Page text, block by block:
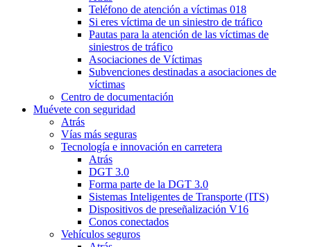
Teléfono de atención a víctimas 018
Si eres víctima de un siniestro de tráfico
Pautas para la atención de las víctimas de
siniestros de tráfico
Asociaciones de Víctimas
Subvenciones destinadas a asociaciones de
víctimas
Centro de documentación
Muévete con seguridad
Atrás
Vías más seguras
Tecnología e innovación en carretera
Atrás
DGT 3.0
Forma parte de la DGT 3.0
Sistemas Inteligentes de Transporte (ITS)
Dispositivos de preseñalización V16
Conos conectados
Vehículos seguros